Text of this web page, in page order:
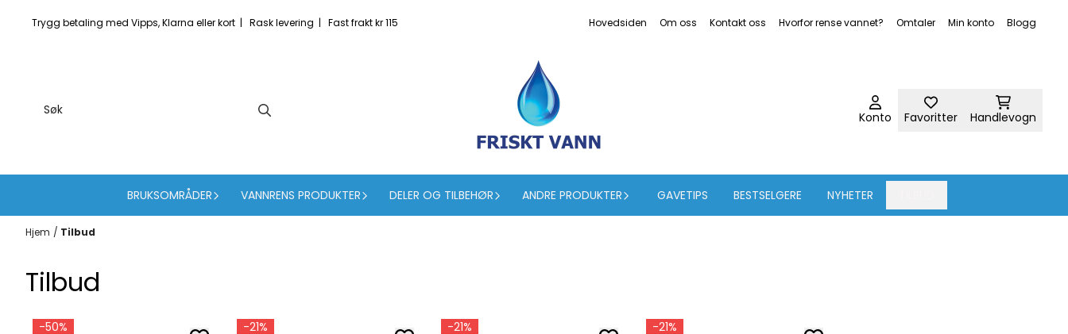
Hopp til innhold
Trygg betaling med Vipps, Klarna eller kort | Rask levering | Fast frakt kr 115 Hovedsiden Om oss Kontakt oss Hvorfor rense vannet? Omtaler Min konto Blogg
Konto Favoritter Handlevogn
BRUKSOMRÅDER VANNRENS PRODUKTER DELER OG TILBEHØR ANDRE PRODUKTER GAVETIPS BESTSELGERE NYHETER
Hjem / Tilbud
Tilbud
-50% -21% -21% -21%